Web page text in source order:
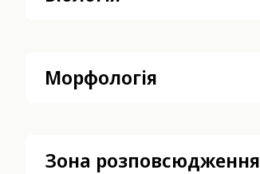
Морфологія
Зона розповсюдження